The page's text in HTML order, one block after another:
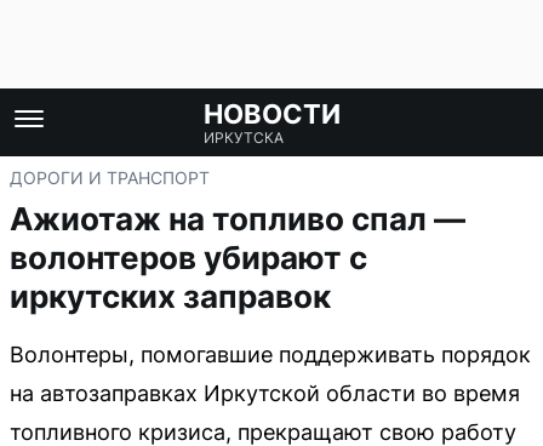
НОВОСТИ
ИРКУТСКА
ДОРОГИ И ТРАНСПОРТ
Ажиотаж на топливо спал —
волонтеров убирают с
иркутских заправок
Волонтеры, помогавшие поддерживать порядок
на автозаправках Иркутской области во время
топливного кризиса, прекращают свою работу